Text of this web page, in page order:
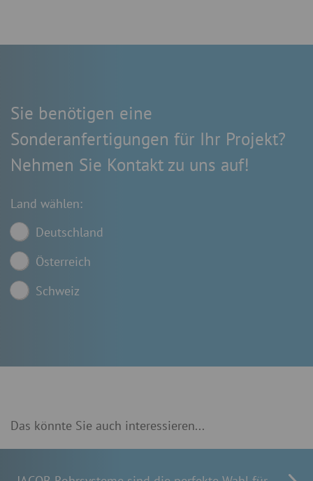
Sie benötigen eine
Sonderanfertigungen für Ihr Projekt?
Nehmen Sie Kontakt zu uns auf!
Land wählen:
Deutschland
Österreich
Schweiz
Das könnte Sie auch interessieren...